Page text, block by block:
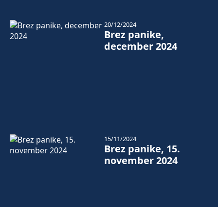
Brez panike,
december 2024
20/12/2024
Brez panike, 15.
november 2024
15/11/2024